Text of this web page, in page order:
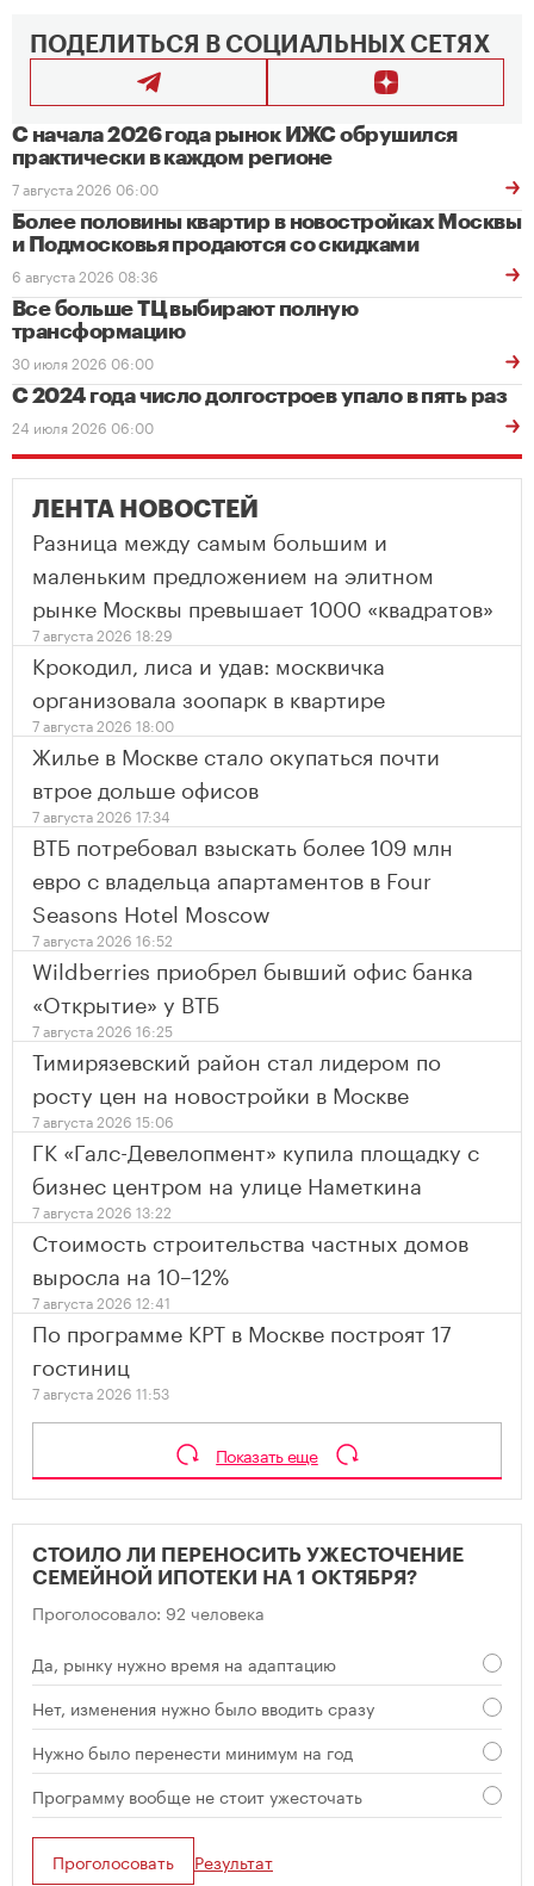
ПОДЕЛИТЬСЯ В СОЦИАЛЬНЫХ СЕТЯХ
С начала 2026 года рынок ИЖС обрушился
практически в каждом регионе
7 августа 2026 06:00
Более половины квартир в новостройках Москвы
и Подмосковья продаются со скидками
6 августа 2026 08:36
Все больше ТЦ выбирают полную
трансформацию
30 июля 2026 06:00
С 2024 года число долгостроев упало в пять раз
24 июля 2026 06:00
ЛЕНТА НОВОСТЕЙ
Разница между самым большим и
маленьким предложением на элитном
рынке Москвы превышает 1000 «квадратов»
7 августа 2026 18:29
Крокодил, лиса и удав: москвичка
организовала зоопарк в квартире
7 августа 2026 18:00
Жилье в Москве стало окупаться почти
втрое дольше офисов
7 августа 2026 17:34
ВТБ потребовал взыскать более 109 млн
евро с владельца апартаментов в Four
Seasons Hotel Moscow
7 августа 2026 16:52
Wildberries приобрел бывший офис банка
«Открытие» у ВТБ
7 августа 2026 16:25
Тимирязевский район стал лидером по
росту цен на новостройки в Москве
7 августа 2026 15:06
ГК «Галс-Девелопмент» купила площадку с
бизнес центром на улице Наметкина
7 августа 2026 13:22
Стоимость строительства частных домов
выросла на 10–12%
7 августа 2026 12:41
По программе КРТ в Москве построят 17
гостиниц
7 августа 2026 11:53
Показать еще
СТОИЛО ЛИ ПЕРЕНОСИТЬ УЖЕСТОЧЕНИЕ
СЕМЕЙНОЙ ИПОТЕКИ НА 1 ОКТЯБРЯ?
Проголосовало: 92 человека
Да, рынку нужно время на адаптацию
Нет, изменения нужно было вводить сразу
Нужно было перенести минимум на год
Программу вообще не стоит ужесточать
Проголосовать Результат